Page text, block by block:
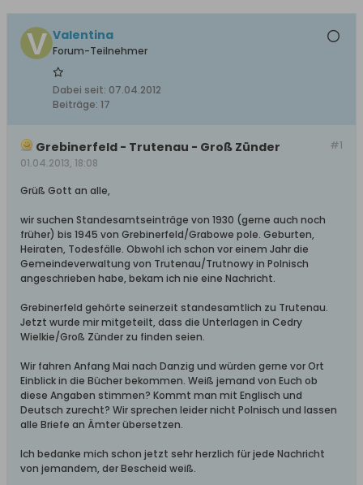
Valentina
Forum-Teilnehmer
Dabei seit: 07.04.2012
Beiträge: 17
#1
Grebinerfeld - Trutenau - Groß Zünder
01.04.2013, 18:08
Grüß Gott an alle,
wir suchen Standesamtseinträge von 1930 (gerne auch noch
früher) bis 1945 von Grebinerfeld/Grabowe pole. Geburten,
Heiraten, Todesfälle. Obwohl ich schon vor einem Jahr die
Gemeindeverwaltung von Trutenau/Trutnowy in Polnisch
angeschrieben habe, bekam ich nie eine Nachricht.
Grebinerfeld gehörte seinerzeit standesamtlich zu Trutenau.
Jetzt wurde mir mitgeteilt, dass die Unterlagen in Cedry
Wielkie/Groß Zünder zu finden seien.
Wir fahren Anfang Mai nach Danzig und würden gerne vor Ort
Einblick in die Bücher bekommen. Weiß jemand von Euch ob
diese Angaben stimmen? Kommt man mit Englisch und
Deutsch zurecht? Wir sprechen leider nicht Polnisch und lassen
alle Briefe an Ämter übersetzen.
Ich bedanke mich schon jetzt sehr herzlich für jede Nachricht
von jemandem, der Bescheid weiß.